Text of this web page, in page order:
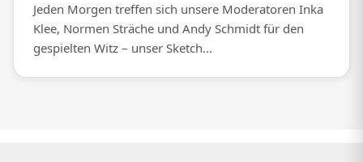
Jeden Morgen treffen sich unsere Moderatoren Inka
Klee, Normen Sträche und Andy Schmidt für den
gespielten Witz – unser Sketch...